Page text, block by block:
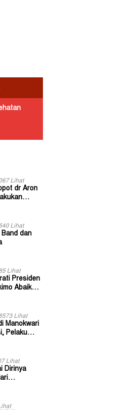
Lihat
dr Aron
Lihat
Band dan
Lihat
Presiden
Abaikan
Lihat
Manokwari
Pelaku
Lihat
Dirinya